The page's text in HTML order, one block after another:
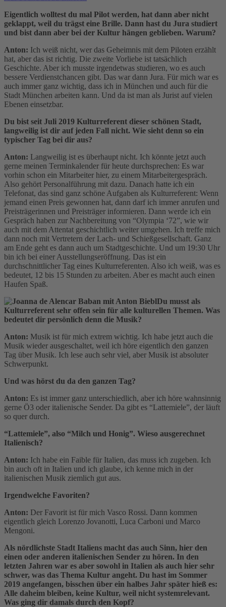
Eigentlich wolltest du mal Pilot werden, hat dann aber nicht
geklappt, weil du trägst eine Brille. Dann hast du Jura studiert
und bist dann aber bei der Kultur hängen geblieben. Warum?
Anton: Ich weiß nicht, wer das Geheimnis mit dem Piloten erzählt
hat, aber das ist richtig. Die zweite Vorliebe ist tatsächlich
Geschichte. Aber ich musste irgendetwas studieren, wo es auch
bessere Verdienstchancen gibt. Das war dann Jura. Für mich war es
auch immer ganz wichtig, dass ich in München und auch für die
Stadt München arbeiten kann. Und da ist man als Jurist auf vielen
Ebenen einsetzbar.
Du bist seit Juli 2019 Kulturreferent dieser schönen Stadt,
langweilig ist dir auf jeden Fall nicht. Wie sieht denn so ein
typischer Tag bei dir aus?
Anton: Langweilig ist es überhaupt nicht. Ich könnte jetzt auch
gerne meinen Terminkalender für heute durchsprechen: Es war
vorhin schon ein Mitarbeiter hier, zu einem Mitarbeitergespräch.
Also gehört Personalführung mit dazu. Danach hatte ich ein
Telefonat, das sind ganz schöne Aufgaben als Kulturreferent: Wenn
jemand einen Preis gewonnen hat, dann darf ich immer anrufen und
Preisträgerinnen und Preisträger informieren. Dann werde ich ein
Gespräch haben zur Nachbereitung von “Olympia ‘72”, wie wir
auch mit dem Attentat geschichtlich weiter umgehen. Ich treffe mich
dann noch mit Vertretern der Lach- und Schießgesellschaft. Ganz
am Ende geht es dann auch um Stadtgeschichte. Und um 19:30 Uhr
bin ich bei einer Ausstellungseröffnung. Das ist ein
durchschnittlicher Tag eines Kulturreferenten. Also ich weiß, was es
bedeutet, 12 bis 15 Stunden zu arbeiten. Aber es macht auch einen
Haufen Spaß.
Du musst als
Kulturreferent sehr offen sein für alle kulturellen Themen. Was
bedeutet dir persönlich denn die Musik?
Anton: Musik ist für mich extrem wichtig. Ich habe jetzt auch die
Musik wieder ausgeschaltet, weil ich höre eigentlich den ganzen
Tag über Musik. Ich lese auch sehr viel, aber Musik ist absoluter
Schwerpunkt.
Und was hörst du da den ganzen Tag?
Anton: Es ist immer ganz unterschiedlich, aber ich höre wahnsinnig
gerne Ö3 oder italienische Sender. Da gibt es “Lattemiele”, der läuft
so quer durch.
“Lattemiele”, also “Milch und Honig”. Wieso ausgerechnet
Italienisch?
Anton: Ich habe ein Faible für Italien, das muss ich zugeben. Ich
bin auch oft in Italien und ich glaube, ich kenne mich in der
italienischen Musik ziemlich gut aus.
Irgendwelche Favoriten?
Anton: Der Favorit ist für mich Vasco Rossi. Dann kommen
eigentlich gleich Lorenzo Jovanotti, Luca Carboni und Marco
Mengoni.
Als nördlichste Stadt Italiens macht das auch Sinn, hier den
einen oder anderen italienischen Sender zu hören. In den
letzten Jahren war es aber sowohl in Italien als auch hier sehr
schwer, was das Thema Kultur angeht. Du hast im Sommer
2019 angefangen, bisschen über ein halbes Jahr später hieß es:
Alle daheim bleiben, keine Kultur, weil nicht systemrelevant.
Was ging dir damals durch den Kopf?